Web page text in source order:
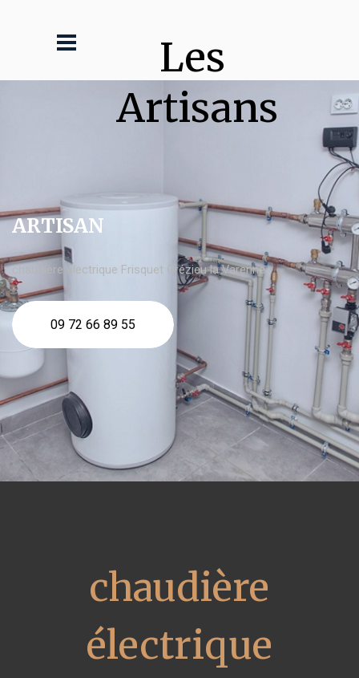
Les
Artisans
ARTISAN
chaudière électrique Frisquet Grézieu la Varenne
09 72 66 89 55
chaudière
électrique